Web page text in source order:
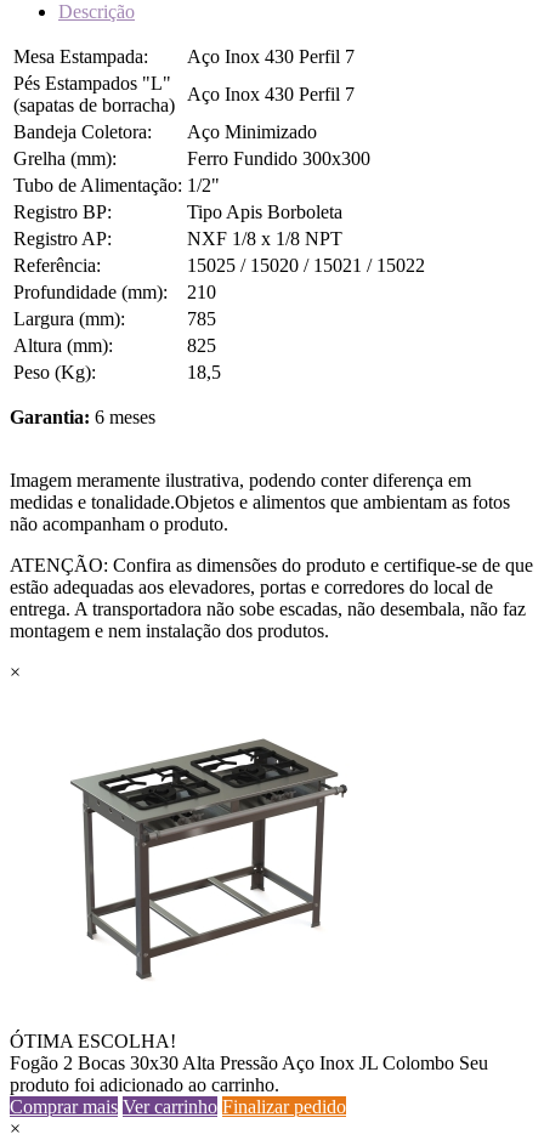
Descrição
Mesa Estampada:
Aço Inox 430 Perfil 7
Pés Estampados "L"
(sapatas de borracha)
Aço Inox 430 Perfil 7
Bandeja Coletora:
Aço Minimizado
Grelha (mm):
Ferro Fundido 300x300
Tubo de Alimentação: 1/2"
Registro BP:
Tipo Apis Borboleta
Registro AP:
NXF 1/8 x 1/8 NPT
Referência:
15025 / 15020 / 15021 / 15022
Profundidade (mm):
210
Largura (mm):
785
Altura (mm):
825
Peso (Kg):
18,5
Garantia: 6 meses
Imagem meramente ilustrativa, podendo conter diferença em
medidas e tonalidade.Objetos e alimentos que ambientam as fotos
não acompanham o produto.
ATENÇÃO: Confira as dimensões do produto e certifique-se de que
estão adequadas aos elevadores, portas e corredores do local de
entrega. A transportadora não sobe escadas, não desembala, não faz
montagem e nem instalação dos produtos.
×
ÓTIMA ESCOLHA!
Fogão 2 Bocas 30x30 Alta Pressão Aço Inox JL Colombo Seu
produto foi adicionado ao carrinho.
Comprar mais Ver carrinho Finalizar pedido
×